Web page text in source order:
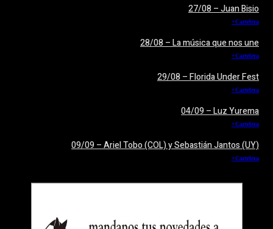
27/08 – Juan Bisio
+Cartelera
28/08 – La música que nos une
+Cartelera
29/08 – Florida Under Fest
+Cartelera
04/09 – Luz Yurema
+Cartelera
09/09 – Ariel Tobo (COL) y Sebastián Jantos (UY)
+Cartelera